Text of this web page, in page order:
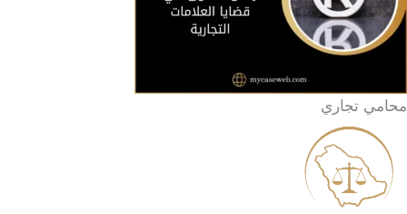
محامي تجاري